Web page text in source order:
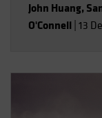
John Huang,
O'Connell 13